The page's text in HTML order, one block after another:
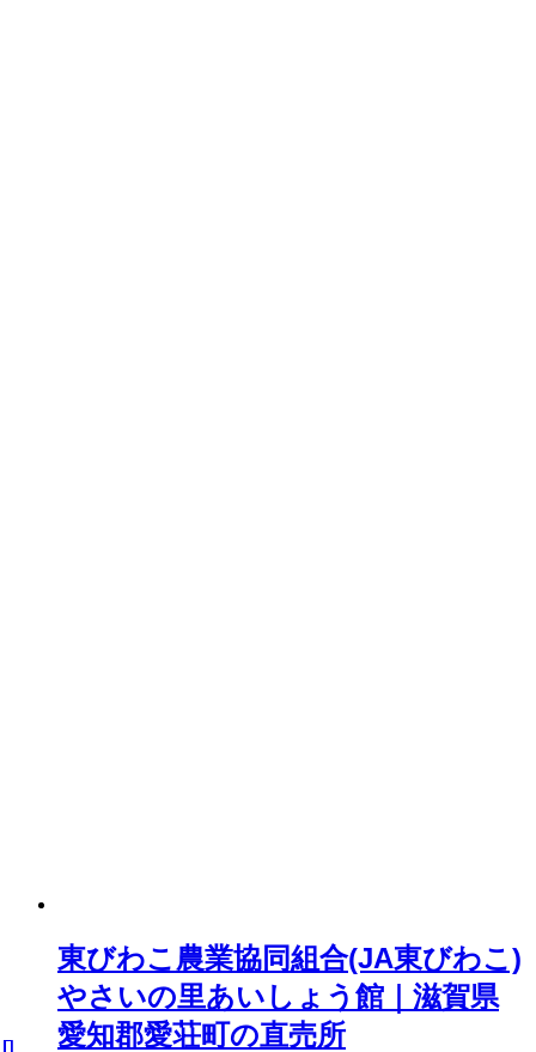
東びわこ農業協同組合(JA東びわこ)
やさいの里あいしょう館｜滋賀県
愛知郡愛荘町の直売所